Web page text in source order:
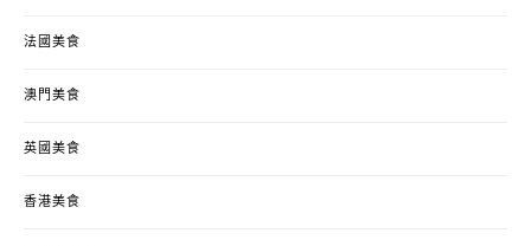
法國美食
澳門美食
英國美食
香港美食